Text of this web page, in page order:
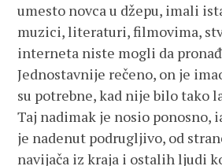
umesto novca u džepu, imali
muzici, literaturi, filmovima,
interneta niste mogli da
Jednostavnije rečeno, on je
su potrebne, kad nije bilo tako
Taj nadimak je nosio ponosno,
je nadenut podrugljivo, od
navijača iz kraja i ostalih ljudi